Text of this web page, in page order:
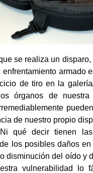
se realiza un
enfrentamiento armado
de tiro en la
órganos de nuestra
de nuestro propio
qué decir tienen las
los posibles daños en
disminución del oído y
vulnerabilidad lo